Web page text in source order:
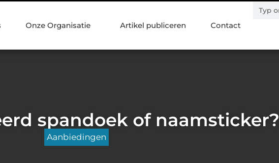
Onze Organisatie Artikel publiceren Contact
spandoek of naamsticker?
Aanbiedingen